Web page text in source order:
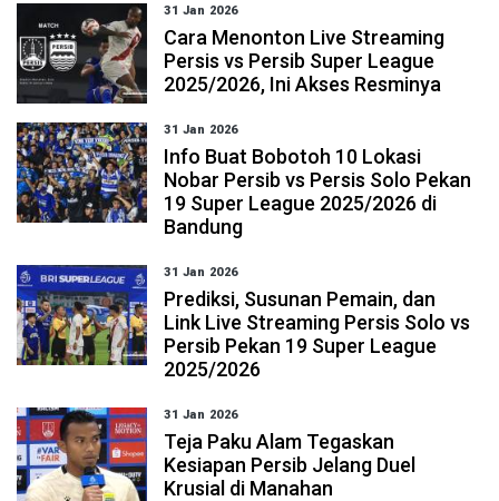
31 Jan 2026
Cara Menonton Live Streaming
Persis vs Persib Super League
2025/2026, Ini Akses Resminya
31 Jan 2026
Info Buat Bobotoh 10 Lokasi
Nobar Persib vs Persis Solo Pekan
19 Super League 2025/2026 di
Bandung
31 Jan 2026
Prediksi, Susunan Pemain, dan
Link Live Streaming Persis Solo vs
Persib Pekan 19 Super League
2025/2026
31 Jan 2026
Teja Paku Alam Tegaskan
Kesiapan Persib Jelang Duel
Krusial di Manahan